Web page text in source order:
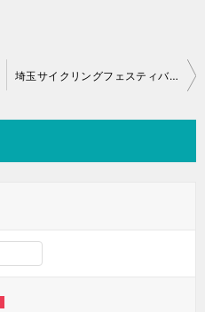
埼玉サイクリングフェスティバル中止